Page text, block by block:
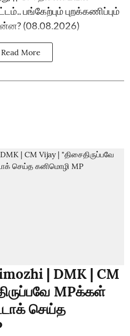
பங்கேற்பும் புறக்கணிப்பும்
(08.08.2026)
Read More
| DMK | CM
MPக்கள்
செய்த